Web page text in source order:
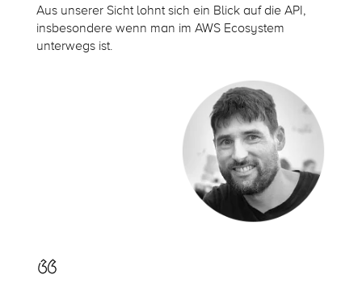
Aus unserer Sicht lohnt sich ein Blick auf die API,
insbesondere wenn man im AWS Ecosystem
unterwegs ist.